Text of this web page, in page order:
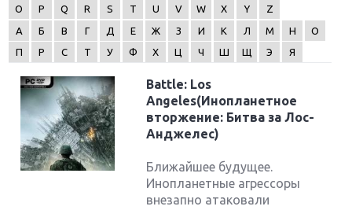
O
P Q R S T U V W X Y
Z
А
Б В Г Д Е Ж З И К Л М Н
О
П
Р С Т У Ф Х Ц Ч Ш Щ Э Я
Battle: Los
Angeles(Инопланетное
вторжение: Битва за Лос-
Анджелес)
Ближайшее будущее.
Инопланетные агрессоры
внезапно атаковали